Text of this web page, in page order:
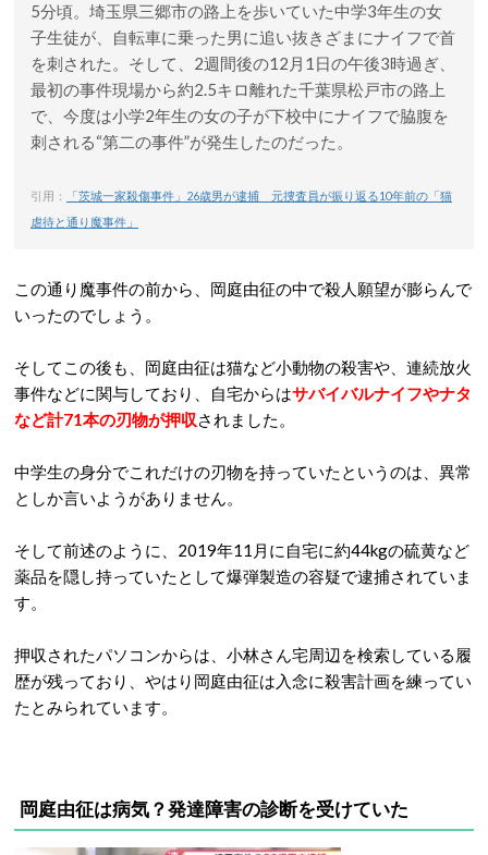
5分頃。埼玉県三郷市の路上を歩いていた中学3年生の女
子生徒が、自転車に乗った男に追い抜きざまにナイフで首
を刺された。そして、2週間後の12月1日の午後3時過ぎ、
最初の事件現場から約2.5キロ離れた千葉県松戸市の路上
で、今度は小学2年生の女の子が下校中にナイフで脇腹を
刺される“第二の事件”が発生したのだった。
引用：
「茨城一家殺傷事件」26歳男が逮捕 元捜査員が振り返る10年前の「猫
虐待と通り魔事件」
この通り魔事件の前から、岡庭由征の中で殺人願望が膨らんで
いったのでしょう。
そしてこの後も、岡庭由征は猫など小動物の殺害や、連続放火
事件などに関与しており、自宅からはサバイバルナイフやナタ
など計71本の刃物が押収されました。
中学生の身分でこれだけの刃物を持っていたというのは、異常
としか言いようがありません。
そして前述のように、2019年11月に自宅に約44kgの硫黄など
薬品を隠し持っていたとして爆弾製造の容疑で逮捕されていま
す。
押収されたパソコンからは、小林さん宅周辺を検索している履
歴が残っており、やはり岡庭由征は入念に殺害計画を練ってい
たとみられています。
岡庭由征は病気？発達障害の診断を受けていた